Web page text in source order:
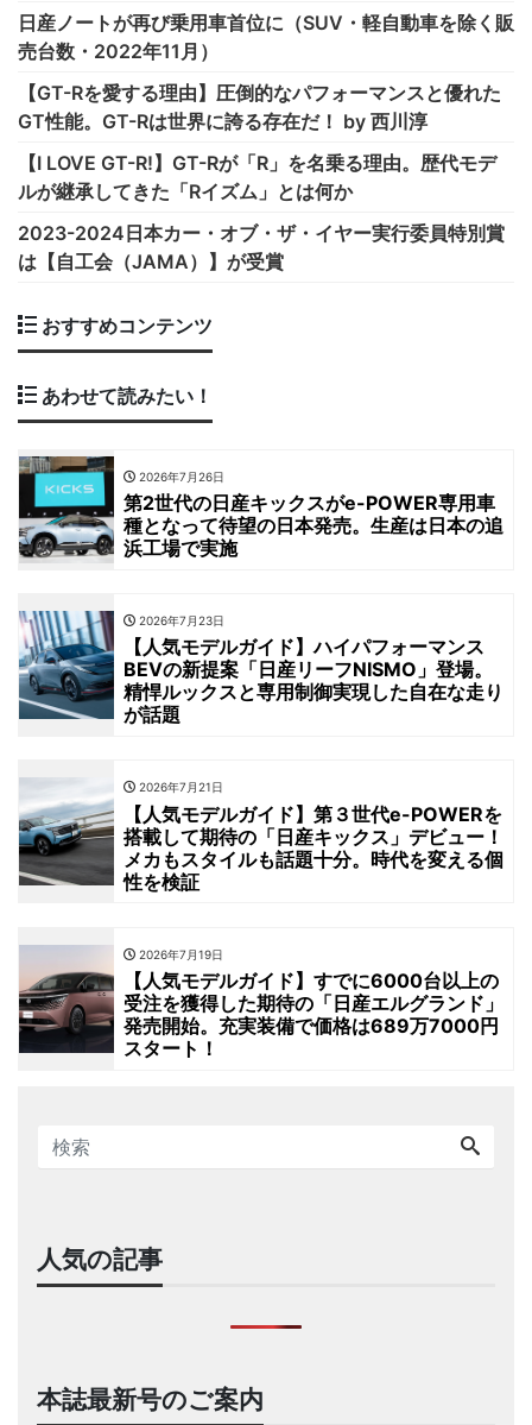
日産ノートが再び乗用車首位に（SUV・軽自動車を除く販
売台数・2022年11月）
【GT-Rを愛する理由】圧倒的なパフォーマンスと優れた
GT性能。GT-Rは世界に誇る存在だ！ by 西川淳
【I LOVE GT-R!】GT-Rが「R」を名乗る理由。歴代モデ
ルが継承してきた「Rイズム」とは何か
2023-2024日本カー・オブ・ザ・イヤー実行委員特別賞
は【自工会（JAMA）】が受賞
おすすめコンテンツ
あわせて読みたい！
2026年7月26日
第2世代の日産キックスがe-POWER専用車
種となって待望の日本発売。生産は日本の追
浜工場で実施
2026年7月23日
【人気モデルガイド】ハイパフォーマンス
BEVの新提案「日産リーフNISMO」登場。
精悍ルックスと専用制御実現した自在な走り
が話題
2026年7月21日
【人気モデルガイド】第３世代e-POWERを
搭載して期待の「日産キックス」デビュー！
メカもスタイルも話題十分。時代を変える個
性を検証
2026年7月19日
【人気モデルガイド】すでに6000台以上の
受注を獲得した期待の「日産エルグランド」
発売開始。充実装備で価格は689万7000円
スタート！
人気の記事
本誌最新号のご案内